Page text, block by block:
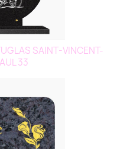
SAINT-VINCENT-
33